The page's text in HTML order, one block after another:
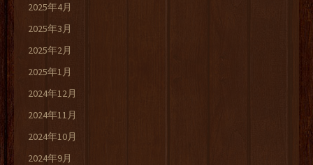
2025年4月
2025年3月
2025年2月
2025年1月
2024年12月
2024年11月
2024年10月
2024年9月